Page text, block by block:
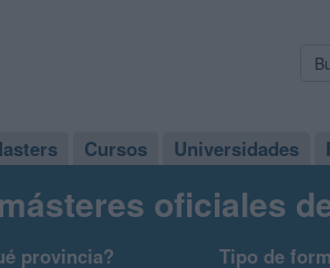
Cursos Universidades
oficiales
provincia? Tipo de